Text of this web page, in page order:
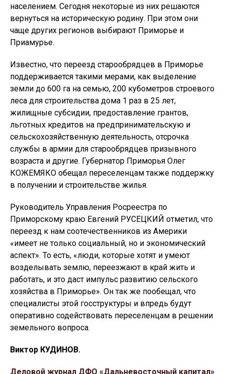
населением. Сегодня некоторые из них решаются
вернуться на историческую родину. При этом они
чаще других регионов выбирают Приморье и
Приамурье.
Известно, что переезд старообрядцев в Приморье
поддерживается такими мерами, как выделение
земли до 600 га на семью, 200 кубометров строевого
леса для строительства дома 1 раз в 25 лет,
жилищные субсидии, предоставление грантов,
льготных кредитов на предпринимательскую и
сельскохозяйственную деятельность, отсрочка
службы в армии для старообрядцев призывного
возраста и другие. Губернатор Приморья Олег
КОЖЕМЯКО обещал переселенцам также поддержку
в получении и строительстве жилья.
Руководитель Управления Росреестра по
Приморскому краю Евгений РУСЕЦКИЙ отметил, что
переезд к нам соотечественников из Америки
«имеет не только социальный, но и экономический
аспект». То есть, «люди, которые хотят и умеют
возделывать землю, переезжают в край жить и
работать, и это даст импульс развитию сельского
хозяйства в Приморье». Он так же пообещал, что
специалисты этой госструктуры и впредь будут
оперативно содействовать переселенцам в решении
земельного вопроса.
Виктор КУДИНОВ.
Деловой журнал ДФО «Дальневосточный капитал»